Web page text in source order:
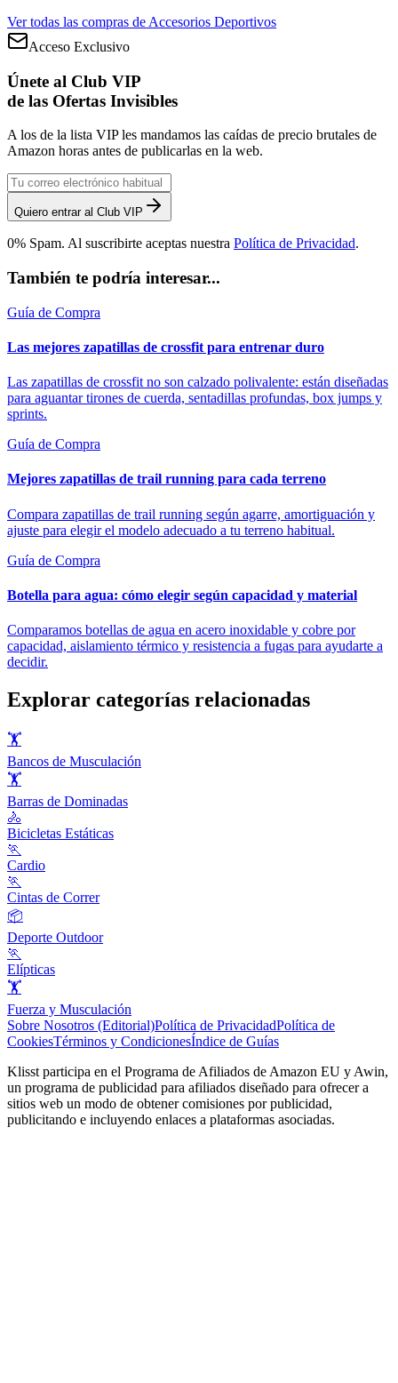
Ver todas las compras de Accesorios Deportivos
Acceso Exclusivo
Únete al Club VIP
de las Ofertas Invisibles
A los de la lista VIP les mandamos las caídas de precio brutales de
Amazon horas antes de publicarlas en la web.
Quiero entrar al Club VIP
0% Spam. Al suscribirte aceptas nuestra Política de Privacidad.
También te podría interesar...
Guía de Compra
Las mejores zapatillas de crossfit para entrenar duro
Las zapatillas de crossfit no son calzado polivalente: están diseñadas
para aguantar tirones de cuerda, sentadillas profundas, box jumps y
sprints.
Guía de Compra
Mejores zapatillas de trail running para cada terreno
Compara zapatillas de trail running según agarre, amortiguación y
ajuste para elegir el modelo adecuado a tu terreno habitual.
Guía de Compra
Botella para agua: cómo elegir según capacidad y material
Comparamos botellas de agua en acero inoxidable y cobre por
capacidad, aislamiento térmico y resistencia a fugas para ayudarte a
decidir.
Explorar categorías relacionadas
🏋️
Bancos de Musculación
🏋️
Barras de Dominadas
🚴
Bicicletas Estáticas
🏃
Cardio
🏃
Cintas de Correr
📦
Deporte Outdoor
🏃
Elípticas
🏋️
Fuerza y Musculación
Sobre Nosotros (Editorial)Política de PrivacidadPolítica de
CookiesTérminos y CondicionesÍndice de Guías
Klisst participa en el Programa de Afiliados de Amazon EU y Awin,
un programa de publicidad para afiliados diseñado para ofrecer a
sitios web un modo de obtener comisiones por publicidad,
publicitando e incluyendo enlaces a plataformas asociadas.